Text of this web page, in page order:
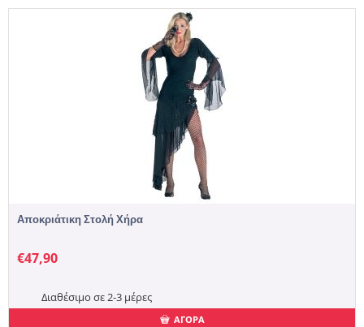
Αποκριάτικη Στολή Χήρα
€47,90
Διαθέσιμο σε 2-3 μέρες
ΑΓΟΡΑ